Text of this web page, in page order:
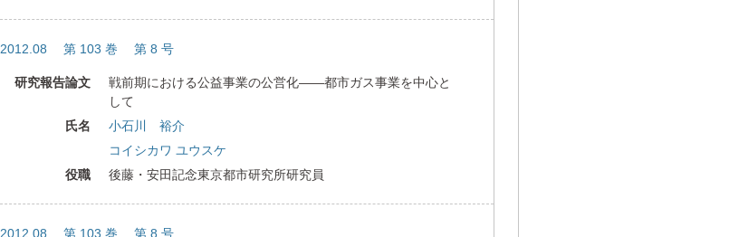
2012.08 第 103 巻 第 8 号
研究報告論文
戦前期における公益事業の公営化――都市ガス事業を中心と
して
氏名
小石川 裕介
コイシカワ ユウスケ
役職
後藤・安田記念東京都市研究所研究員
2012.08 第 103 巻 第 8 号